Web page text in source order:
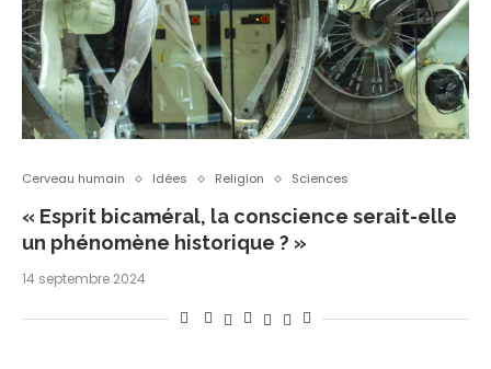
Cerveau humain Idées Religion Sciences
« Esprit bicaméral, la conscience serait-elle
un phénomène historique ? »
14 septembre 2024